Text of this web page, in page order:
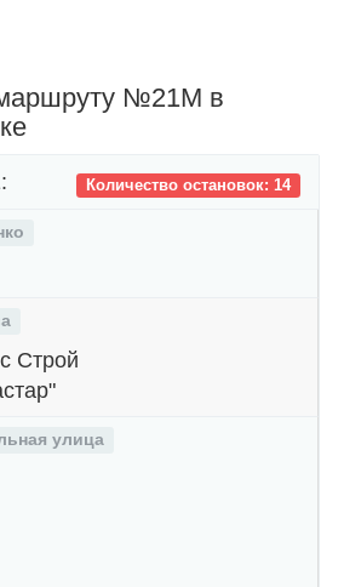
№21М в
Количество остановок: 14
Строй
улица